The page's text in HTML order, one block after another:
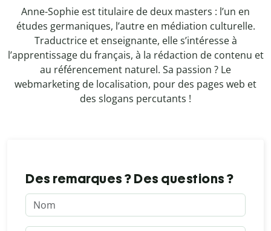
Anne-Sophie est titulaire de deux masters : l’un en
études germaniques, l’autre en médiation culturelle.
Traductrice et enseignante, elle s’intéresse à
l’apprentissage du français, à la rédaction de contenu et
au référencement naturel. Sa passion ? Le
webmarketing de localisation, pour des pages web et
des slogans percutants !
Des remarques ? Des questions ?